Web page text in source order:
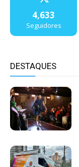
4,633
Seguidores
DESTAQUES